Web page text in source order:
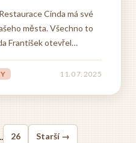
Cinda má své
města. Všechno to
František otevřel
- vůně domácí
11. 07. 2025
26 Starší →